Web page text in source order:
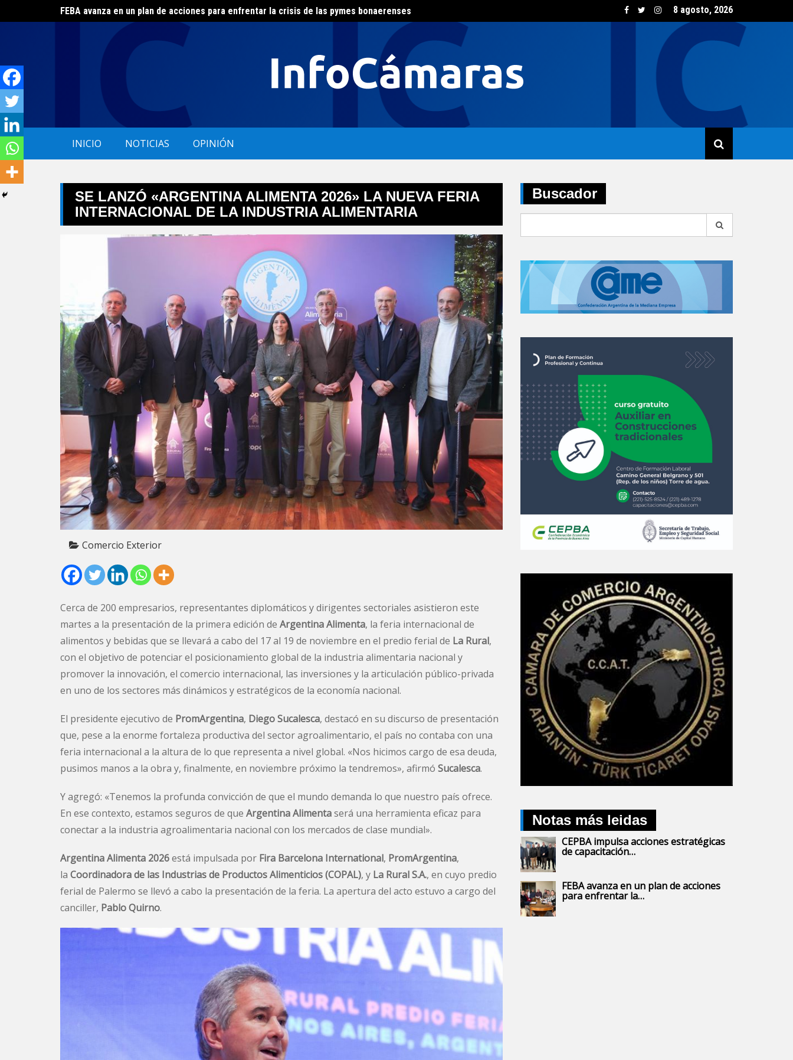
to
El ERAS continúa con el beneficio de la tarifa social del agua
El consumo de vino creció un 5,8% en junio impulsado por las opciones
8 agosto, 2026
INICIO NOTICIAS OPINIÓN
SE LANZÓ «ARGENTINA ALIMENTA 2026» LA NUEVA FERIA
INTERNACIONAL DE LA INDUSTRIA ALIMENTARIA
Comercio Exterior
Cerca de 200 empresarios, representantes diplomáticos y dirigentes sectoriales asistieron este
martes a la presentación de la primera edición de Argentina Alimenta, la feria internacional de
alimentos y bebidas que se llevará a cabo del 17 al 19 de noviembre en el predio ferial de La Rural,
con el objetivo de potenciar el posicionamiento global de la industria alimentaria nacional y
promover la innovación, el comercio internacional, las inversiones y la articulación público-privada
en uno de los sectores más dinámicos y estratégicos de la economía nacional.
El presidente ejecutivo de PromArgentina, Diego Sucalesca, destacó en su discurso de presentación
que, pese a la enorme fortaleza productiva del sector agroalimentario, el país no contaba con una
feria internacional a la altura de lo que representa a nivel global. «Nos hicimos cargo de esa deuda,
pusimos manos a la obra y, finalmente, en noviembre próximo la tendremos», afirmó Sucalesca.
Y agregó: «Tenemos la profunda convicción de que el mundo demanda lo que nuestro país ofrece.
En ese contexto, estamos seguros de que Argentina Alimentaserá una herramienta eficaz para
conectar a la industria agroalimentaria nacional con los mercados de clase mundial».
Argentina Alimenta 2026está impulsada por Fira Barcelona International, PromArgentina,
la Coordinadora de las Industrias de Productos Alimenticios (COPAL), y La Rural S.A., en cuyo predio
ferial de Palermo se llevó a cabo la presentación de la feria. La apertura del acto estuvo a cargo del
canciller, Pablo Quirno.
Buscador
Notas más leidas
CEPBA impulsa acciones estratégicas
de capacitación…
FEBA avanza en un plan de acciones
para enfrentar la…